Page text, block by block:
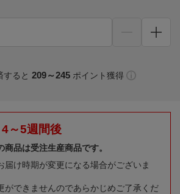
すると 209～245 ポイント獲得
～5週間後
商品は受注生産商品です。
届け時期が変更になる場合がございま
ができませんのであらかじめご了承くだ